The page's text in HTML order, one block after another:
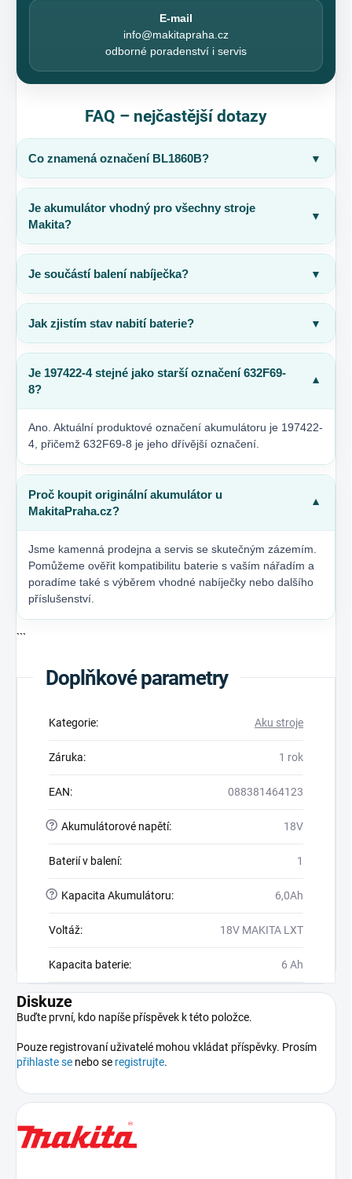
E-mail
info@makitapraha.cz
odborné poradenství i servis
FAQ – nejčastější dotazy
Co znamená označení BL1860B? ▼
Je akumulátor vhodný pro všechny stroje
Makita?
▼
Je součástí balení nabíječka? ▼
Jak zjistím stav nabití baterie? ▼
Je 197422-4 stejné jako starší označení 632F69-
8?
▼
Ano. Aktuální produktové označení akumulátoru je 197422-
4, přičemž 632F69-8 je jeho dřívější označení.
Proč koupit originální akumulátor u
MakitaPraha.cz?
▼
Jsme kamenná prodejna a servis se skutečným zázemím.
Pomůžeme ověřit kompatibilitu baterie s vaším nářadím a
poradíme také s výběrem vhodné nabíječky nebo dalšího
příslušenství.
```
Doplňkové parametry
Kategorie: Aku stroje
Záruka: 1 rok
EAN: 088381464123
? Akumulátorové napětí: 18V
Baterií v balení: 1
? Kapacita Akumulátoru: 6,0Ah
Voltáž: 18V MAKITA LXT
Kapacita baterie: 6 Ah
Diskuze
Buďte první, kdo napíše příspěvek k této položce.
Pouze registrovaní uživatelé mohou vkládat příspěvky. Prosím
přihlaste se nebo se registrujte.